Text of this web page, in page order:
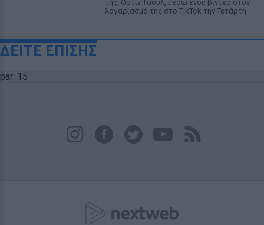
της, Όστιν Τάουλ, μέσω ενός βίντεο στον
λογαριασμό της στο TikTok την Τετάρτη
ΔΕΙΤΕ ΕΠΙΣΗΣ
par: 15